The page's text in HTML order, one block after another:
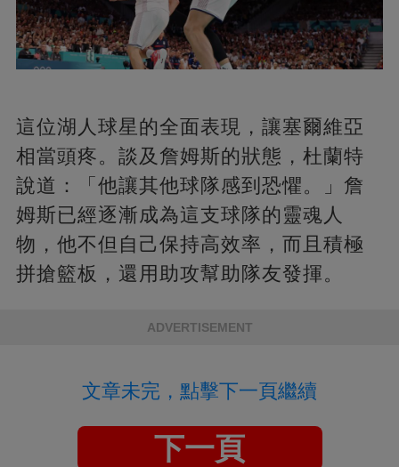
這位湖人球星的全面表現，讓塞爾維亞
相當頭疼。談及詹姆斯的狀態，杜蘭特
說道：「他讓其他球隊感到恐懼。」詹
姆斯已經逐漸成為這支球隊的靈魂人
物，他不但自己保持高效率，而且積極
拼搶籃板，還用助攻幫助隊友發揮。
ADVERTISEMENT
文章未完，點擊下一頁繼續
下一頁